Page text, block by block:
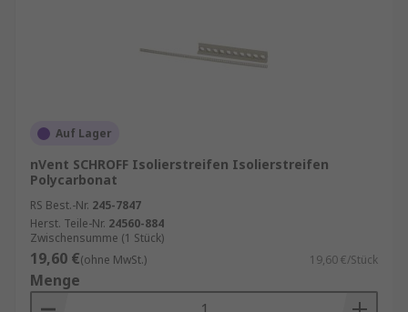
Auf Lager
nVent SCHROFF Isolierstreifen Isolierstreifen
Polycarbonat
RS Best.-Nr. 245-7847
Herst. Teile-Nr. 24560-884
Zwischensumme (1 Stück)
19,60 €(ohne MwSt.) 19,60 €/Stück
Menge